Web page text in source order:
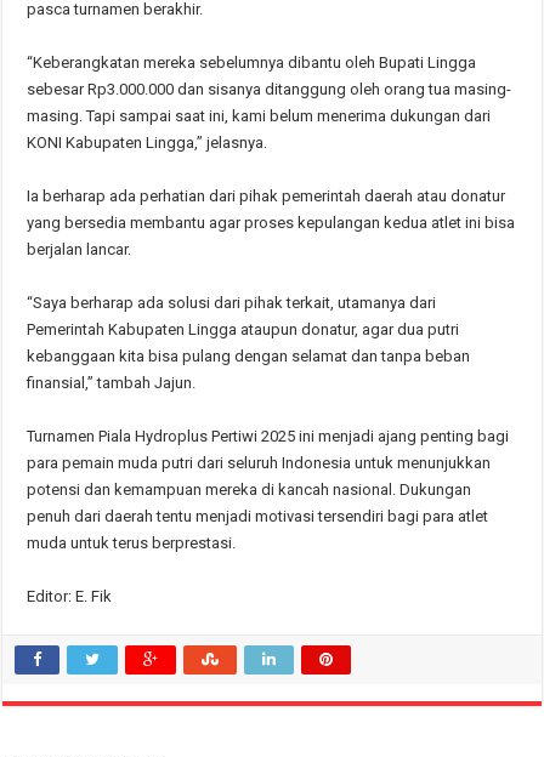
pasca turnamen berakhir.
“Keberangkatan mereka sebelumnya dibantu oleh Bupati Lingga
sebesar Rp3.000.000 dan sisanya ditanggung oleh orang tua masing-
masing. Tapi sampai saat ini, kami belum menerima dukungan dari
KONI Kabupaten Lingga,” jelasnya.
Ia berharap ada perhatian dari pihak pemerintah daerah atau donatur
yang bersedia membantu agar proses kepulangan kedua atlet ini bisa
berjalan lancar.
“Saya berharap ada solusi dari pihak terkait, utamanya dari
Pemerintah Kabupaten Lingga ataupun donatur, agar dua putri
kebanggaan kita bisa pulang dengan selamat dan tanpa beban
finansial,” tambah Jajun.
Turnamen Piala Hydroplus Pertiwi 2025 ini menjadi ajang penting bagi
para pemain muda putri dari seluruh Indonesia untuk menunjukkan
potensi dan kemampuan mereka di kancah nasional. Dukungan
penuh dari daerah tentu menjadi motivasi tersendiri bagi para atlet
muda untuk terus berprestasi.
Editor: E. Fik